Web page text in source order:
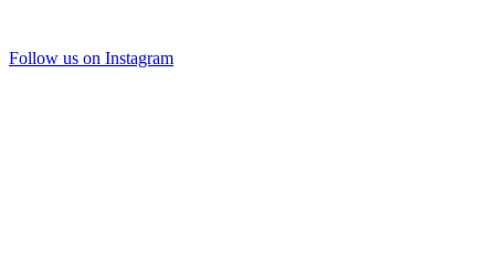
Follow us on Instagram